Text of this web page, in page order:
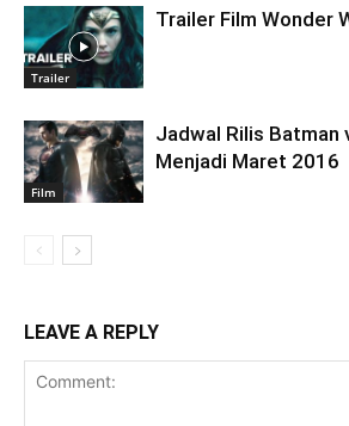
Trailer
Trailer Film Wonder
Film
Jadwal Rilis Batman
Menjadi Maret 2016
LEAVE A REPLY